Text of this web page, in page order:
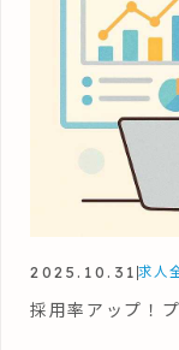
2025.10.31 求人
採用率アップ！